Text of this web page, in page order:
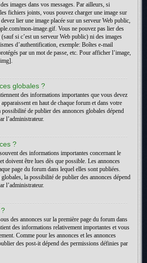
images dans vos messages. Par ailleurs, si
fichiers joints, vous pouvez charger une image sur
lier une image placée sur un serveur Web public,
mon-image.gif. Vous ne pouvez pas lier des
si c’est un serveur Web public) ni des images
d’authentification, exemple: Boîtes e-mail
par un mot de passe, etc. Pour afficher l’image,
globales ?
des informations importantes que vous devez
en haut de chaque forum et dans votre
possibilité de publier des annonces globales dépend
l’administrateur.
?
des informations importantes concernant le
doivent être lues dès que possible. Les annonces
page du forum dans lequel elles sont publiées.
la possibilité de publier des annonces dépend
l’administrateur.
des annonces sur la première page du forum dans
des informations relativement importantes et vous
Comme pour les annonces et les annonces
des post-it dépend des permissions définies par